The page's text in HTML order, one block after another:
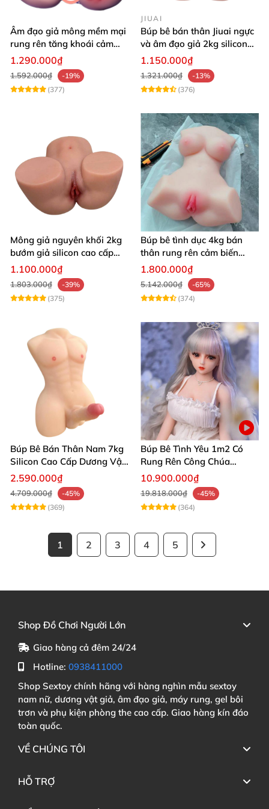
Âm đạo giả mông mềm mại
rung rên tăng khoái cảm
thủ dâm dễ dàng thoải mái
1.290.000₫
1.592.000₫
-19%
(377)
JIUAI
Búp bê bán thân Jiuai ngực
và âm đạo giả 2kg silicon
nguyên khối cao cấp
1.150.000₫
1.321.000₫
-13%
(376)
Mông giả nguyên khối 2kg
bướm giả silicon cao cấp
giá rẻ hotgirl Nhật Bản 18+
1.100.000₫
1.803.000₫
-39%
(375)
Búp bê tình dục 4kg bán
thân rung rên cảm biến
chân xoè hồng hào như
1.800.000₫
5.142.000₫
-65%
(374)
Búp Bê Bán Thân Nam 7kg
Silicon Cao Cấp Dương Vật
Giả Chân Thật Thiết Kế Cơ
Bắp Quyến Rũ
2.590.000₫
4.709.000₫
-45%
(369)
Búp Bê Tình Yêu 1m2 Có
Rung Rên Công Chúa
Anime Xinh Đẹp
10.900.000₫
19.818.000₫
-45%
(364)
1 2 3 4 5
Shop Đồ Chơi Người Lớn
Giao hàng cả đêm 24/24
Hotline: 0938411000
Shop Sextoy chính hãng với hàng nghìn mẫu sextoy
nam nữ, dương vật giả, âm đạo giả, máy rung, gel bôi
trơn và phụ kiện phòng the cao cấp. Giao hàng kín đáo
toàn quốc.
VỀ CHÚNG TÔI
HỖ TRỢ